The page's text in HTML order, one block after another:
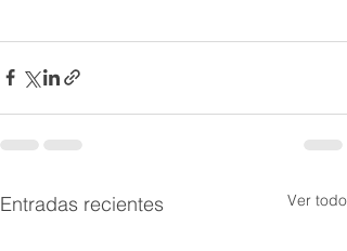
Entradas recientes Ver todo